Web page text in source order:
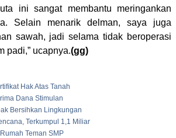
ini sangat membantu meringankan
Selain menarik delman, saya juga
sawah, jadi selama tidak beroperasi
padi,” ucapnya.(gg)
Hak Atas Tanah
Dana Stimulan
Bersihkan Lingkungan
Terkumpul 1,1 Miliar
Teman SMP